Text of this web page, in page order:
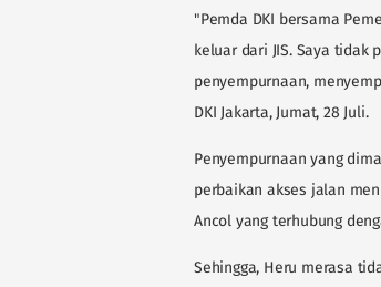
"Pemda DKI bersama
keluar dari JIS. Saya tidak
penyempurnaan,
DKI Jakarta, Jumat, 28 Juli.
Penyempurnaan yang
perbaikan akses jalan
Ancol yang terhubung
Sehingga, Heru merasa